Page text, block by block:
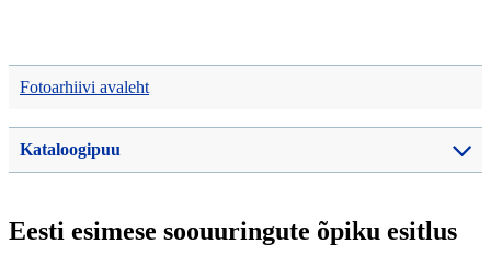
Fotoarhiivi avaleht
Kataloogipuu
Eesti esimese soouuringute õpiku esitlus